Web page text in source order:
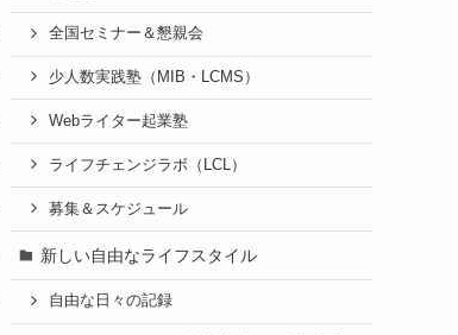
全国セミナー＆懇親会
少人数実践塾（MIB・LCMS）
Webライター起業塾
ライフチェンジラボ（LCL）
募集＆スケジュール
新しい自由なライフスタイル
自由な日々の記録